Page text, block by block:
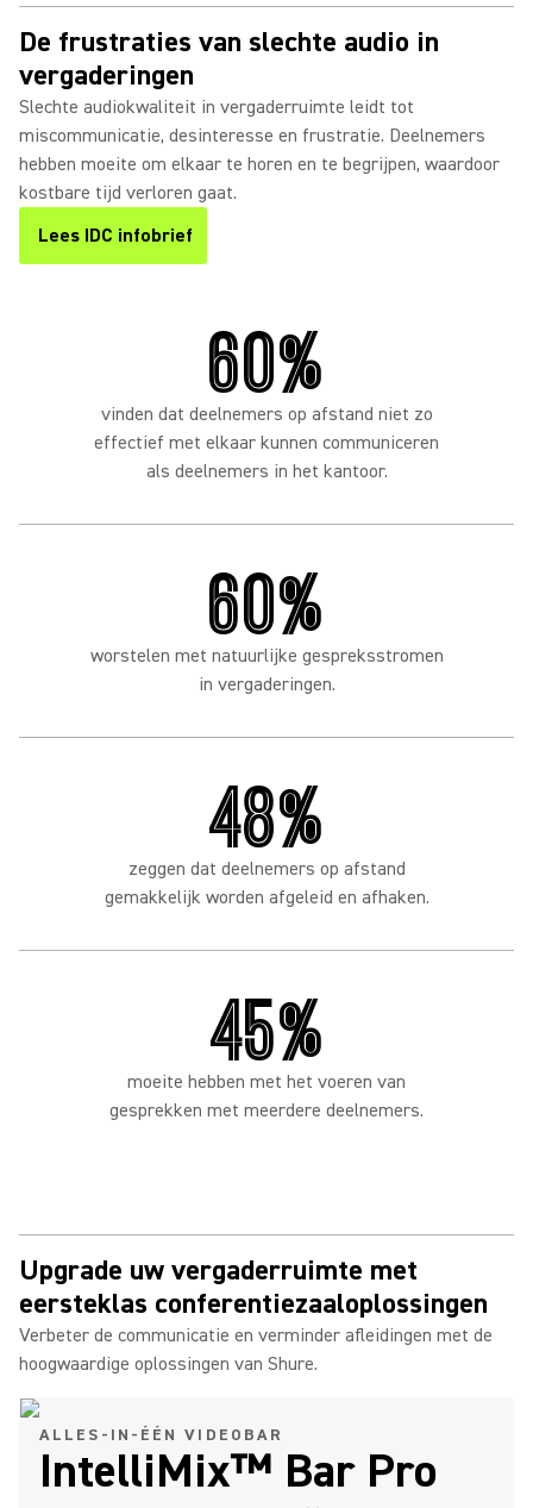
De frustraties van slechte audio in
vergaderingen
Slechte audiokwaliteit in vergaderruimte leidt tot
miscommunicatie, desinteresse en frustratie. Deelnemers
hebben moeite om elkaar te horen en te begrijpen, waardoor
kostbare tijd verloren gaat.
Lees IDC infobrief
60%
vinden dat deelnemers op afstand niet zo
effectief met elkaar kunnen communiceren
als deelnemers in het kantoor.
60%
worstelen met natuurlijke gespreksstromen
in vergaderingen.
48%
zeggen dat deelnemers op afstand
gemakkelijk worden afgeleid en afhaken.
45%
moeite hebben met het voeren van
gesprekken met meerdere deelnemers.
Upgrade uw vergaderruimte met
eersteklas conferentiezaaloplossingen
Verbeter de communicatie en verminder afleidingen met de
hoogwaardige oplossingen van Shure.
ALLES-IN-ÉÉN VIDEOBAR
IntelliMix™ Bar Pro